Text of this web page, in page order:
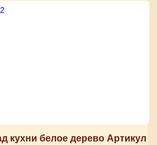
кухни белое дерево Артикул